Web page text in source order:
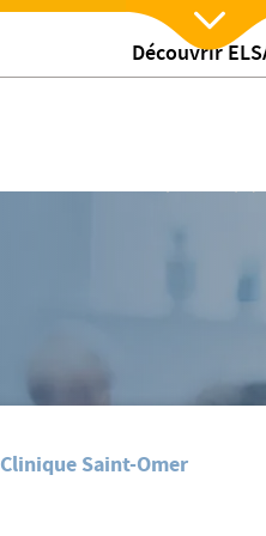
Découvrir
de Saint Omer ont
Nx:Afficher
PINK CHALLENGE auquel les
Saint-Omer